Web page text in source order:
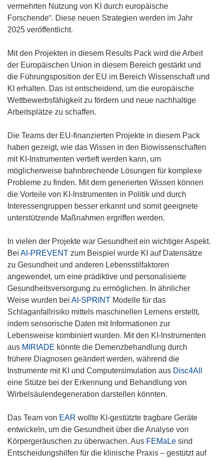
m
F
e
r
)
f
n
i
n
n
e
u
e
F
e
n
s
t
e
)
vermehrten Nutzung von KI durch europäische
Forschende“. Diese neuen Strategien werden im Jahr
2025 veröffentlicht.
Mit den Projekten in diesem Results Pack wird die Arbeit
der Europäischen Union in diesem Bereich gestärkt und
die Führungsposition der EU im Bereich Wissenschaft und
KI erhalten. Das ist entscheidend, um die europäische
Wettbewerbsfähigkeit zu fördern und neue nachhaltige
Arbeitsplätze zu schaffen.
Die Teams der EU-finanzierten Projekte in diesem Pack
haben gezeigt, wie das Wissen in den Biowissenschaften
mit KI-Instrumenten vertieft werden kann, um
möglicherweise bahnbrechende Lösungen für komplexe
Probleme zu finden. Mit dem generierten Wissen können
die Vorteile von KI-Instrumenten in Politik und durch
Interessengruppen besser erkannt und somit geeignete
unterstützende Maßnahmen ergriffen werden.
In vielen der Projekte war Gesundheit ein wichtiger Aspekt.
Bei AI-PREVENT zum Beispiel wurde KI auf Datensätze
zu Gesundheit und anderen Lebensstilfaktoren
angewendet, um eine prädiktive und personalisierte
Gesundheitsversorgung zu ermöglichen. In ähnlicher
Weise wurden bei AI-SPRINT Modelle für das
Schlaganfallrisiko mittels maschinellen Lernens erstellt,
indem sensorische Daten mit Informationen zur
Lebensweise kombiniert wurden. Mit den KI-Instrumenten
aus MIRIADE könnte die Demenzbehandlung durch
frühere Diagnosen geändert werden, während die
Instrumente mit KI und Computersimulation aus Disc4All
eine Stütze bei der Erkennung und Behandlung von
Wirbelsäulendegeneration darstellen könnten.
Das Team von EAR wollte KI-gestützte tragbare Geräte
entwickeln, um die Gesundheit über die Analyse von
Körpergeräuschen zu überwachen. Aus FEMaLe sind
Entscheidungshilfen für die klinische Praxis – gestützt auf